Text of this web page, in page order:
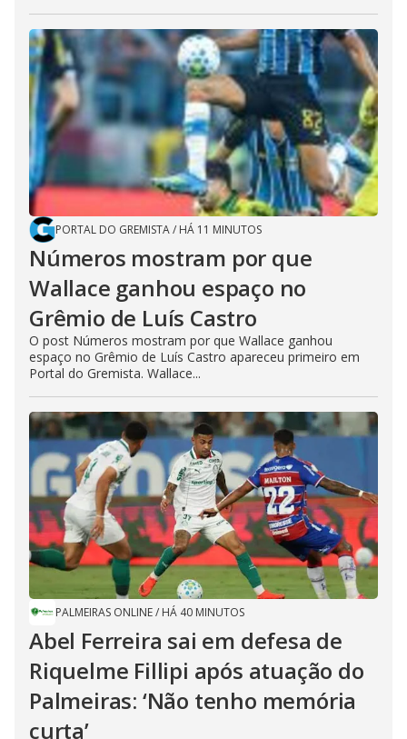
PORTAL DO GREMISTA/ HÁ 11 MINUTOS
Números mostram por que
Wallace ganhou espaço no
Grêmio de Luís Castro
O post Números mostram por que Wallace ganhou
espaço no Grêmio de Luís Castro apareceu primeiro em
Portal do Gremista. Wallace...
PALMEIRAS ONLINE/ HÁ 40 MINUTOS
Abel Ferreira sai em defesa de
Riquelme Fillipi após atuação do
Palmeiras: ‘Não tenho memória
curta’